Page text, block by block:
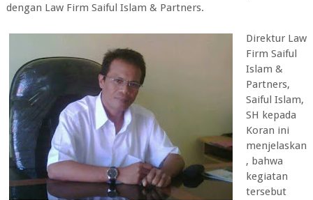
dengan Law Firm Saiful Islam & Partners.
Direktur Law
Firm Saiful
Islam &
Partners,
Saiful Islam,
SH kepada
Koran ini
menjelaskan
, bahwa
kegiatan
tersebut